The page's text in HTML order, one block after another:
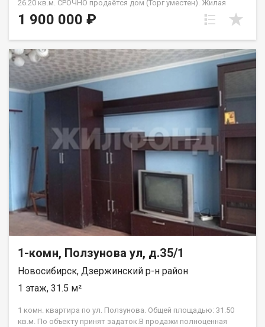
26.20 кв.м. СРОЧНО продаётся дом (Торг уместен). Жилая
площадь составляет 16 квадратных метров, кухня 10
квадратных метров. Дом построен в 1956 году, оформлен как
улицу, что создаёт атмосферу уюта и спокойствия. Парковка
во дворе оснащена шлагбаумом. В непосредственной
близости от дома расположены школа, детский сад,
торговый центр, парк и фитнес-клуб, что делает эту локацию
особенно привлекательной для семей с детьми и всех, кто
ценит комфорт и удобство. Дом требует ремонта. В дом
проведена центральная холодная вода, канализация есть.
Приглашаем вас ознакомиться с этим предложением. Рядом с
объектом находятся:1 школа,2 детских сада,6 продуктовых
магазинов,3 спортивных учреждения,2 лицея. Возможен
обмен на вашу недвижимость. Возможна продажа в
рассрочку. При звонке, пожалуйста, сообщите номер
1 900 000 ₽
1-комн, Ползунова ул, д.35/1
Новосибирск, Дзержинский р-н район
1 этаж, 31.5 м²
1 комн. квартира по ул. Ползунова. Общей площадью: 31.50
кв.м. По объекту принят задаток.В продажи полноценная